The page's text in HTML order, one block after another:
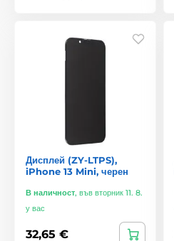
Дисплей (ZY-LTPS),
iPhone 13 Mini, черен
В наличност, във вторник 11. 8.
у вас
32,65 €